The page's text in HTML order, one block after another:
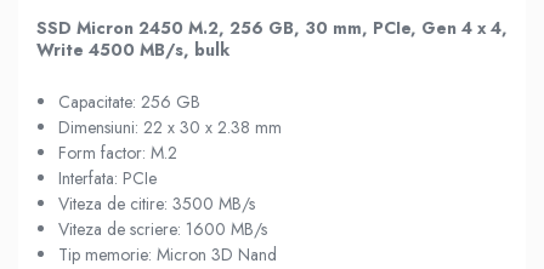
SSD Micron 2450 M.2, 256 GB, 30 mm, PCIe, Gen 4 x 4,
Write 4500 MB/s, bulk
Capacitate: 256 GB
Dimensiuni: 22 x 30 x 2.38 mm
Form factor: M.2
Interfata: PCIe
Viteza de citire: 3500 MB/s
Viteza de scriere: 1600 MB/s
Tip memorie: Micron 3D Nand